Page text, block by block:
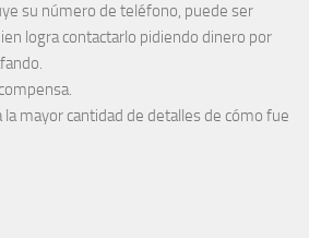
su número de teléfono, puede ser
logra contactarlo pidiendo dinero por
la mayor cantidad de detalles de cómo fue